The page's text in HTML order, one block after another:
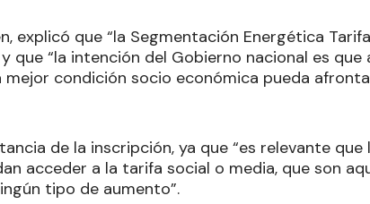
explicó que “la Segmentación Energética
que “la intención del Gobierno nacional es que
mejor condición socio económica pueda
de la inscripción, ya que “es relevante que
acceder a la tarifa social o media, que son
tipo de aumento”.